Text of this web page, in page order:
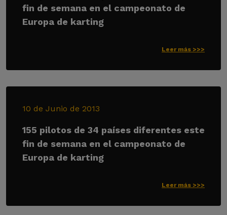
fin de semana en el campeonato de
Europa de karting
Leer más >>>
10 de Junio de 2013
155 pilotos de 34 países diferentes este
fin de semana en el campeonato de
Europa de karting
Leer más >>>